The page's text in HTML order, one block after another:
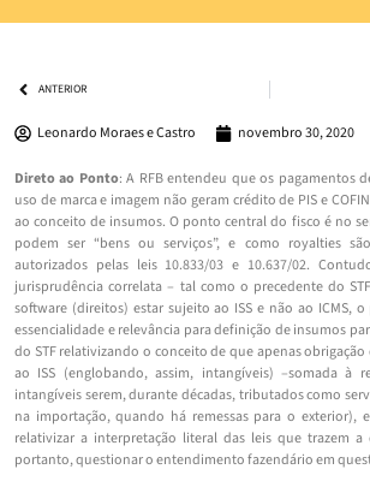
ANTERIOR
Leonardo Moraes e Castro novembro 30, 2020
Direto ao Ponto: A RFB entendeu que os pagamentos
uso de marca e imagem não geram crédito de PIS e
ao conceito de insumos. O ponto central do fisco é no
podem ser “bens ou serviços”, e como royalties
autorizados pelas leis 10.833/03 e 10.637/02.
jurisprudência correlata – tal como o precedente do
software (direitos) estar sujeito ao ISS e não ao ICMS, o
essencialidade e relevância para definição de insumos
do STF relativizando o conceito de que apenas
ao ISS (englobando, assim, intangíveis) –somada à
intangíveis serem, durante décadas, tributados como
na importação, quando há remessas para o exterior),
relativizar a interpretação literal das leis que trazem a
portanto, questionar o entendimento fazendário em